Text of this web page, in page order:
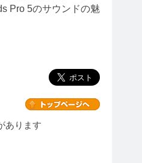
Pro 5のサウンドの魅
あります